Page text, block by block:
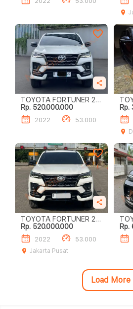
TOYOTA FORTUNER 2.8
GR SPORT
Rp. 520.000.000
2022 53.000
Rp.
TOYOTA FORTUNER 2.8
GR SPORT
Rp. 520.000.000
2022
53.000
Jakarta Pusat
GR
Rp.
Load More